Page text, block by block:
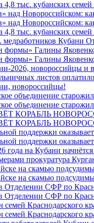
4,8 тыс. кубанских
над Новороссийском:
над Новороссийском:
4,8 тыс. кубанских
медработников Кубани
формы» Галины
формы» Галины
2026, новороссийцы и
листов
новороссийцы!
объединение
объединение
КОРАБЛЬ
КОРАБЛЬ
поддержки
поддержки
года на Кубани
прокуратура
на скамью
на скамью
Отделении СФР по
Отделении СФР по
семей Краснодарского
семей Краснодарского